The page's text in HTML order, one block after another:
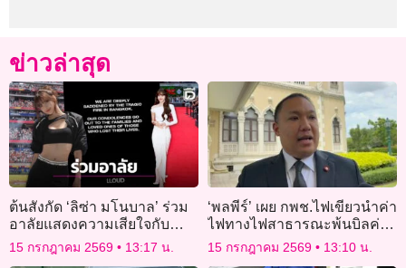
ข่าวล่าสุด
ต้นสังกัด ‘ลิซ่า มโนบาล’ ร่วม
อาลัยแสดงความเสียใจกับ
เหตุการณ์ไฟไหม้โรงเบียร์ย่าน
ลาดพร้าว
15 กรกฎาคม 2569 13:17 น.
‘พลพีร์’ เผย กพช.ไฟเขียวนำค่า
ไฟทางไฟสาธารณะพ้นบิลค่า
ไฟประชาชน
15 กรกฎาคม 2569 13:10 น.